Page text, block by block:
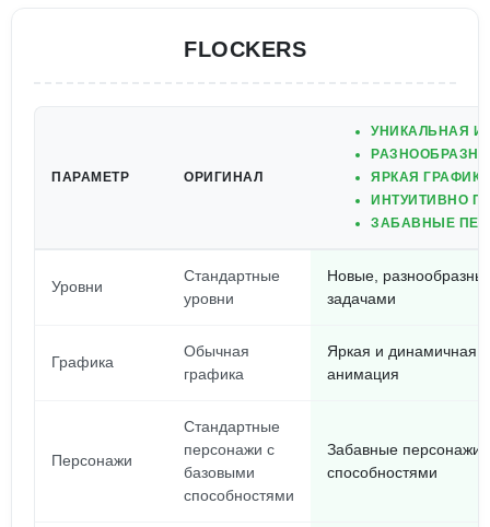
FLOCKERS
ПАРАМЕТР ОРИГИНАЛ
УНИКАЛЬНАЯ
ЯРКАЯ
ИНТУИТИВНО
ЗАБАВНЫЕ
Уровни
Стандартные
уровни
Новые,
задачами
Графика
Обычная
графика
Яркая и динамичная
анимация
Персонажи
Стандартные
персонажи с
базовыми
способностями
Забавные персонажи
способностями